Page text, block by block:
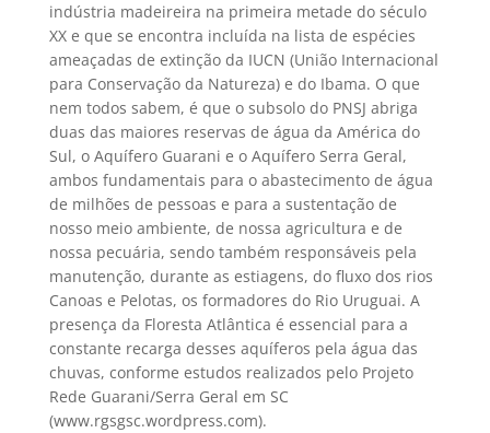
indústria madeireira na primeira metade do século
XX e que se encontra incluída na lista de espécies
ameaçadas de extinção da IUCN (União Internacional
para Conservação da Natureza) e do Ibama. O que
nem todos sabem, é que o subsolo do PNSJ abriga
duas das maiores reservas de água da América do
Sul, o Aquífero Guarani e o Aquífero Serra Geral,
ambos fundamentais para o abastecimento de água
de milhões de pessoas e para a sustentação de
nosso meio ambiente, de nossa agricultura e de
nossa pecuária, sendo também responsáveis pela
manutenção, durante as estiagens, do fluxo dos rios
Canoas e Pelotas, os formadores do Rio Uruguai. A
presença da Floresta Atlântica é essencial para a
constante recarga desses aquíferos pela água das
chuvas, conforme estudos realizados pelo Projeto
Rede Guarani/Serra Geral em SC
(www.rgsgsc.wordpress.com).